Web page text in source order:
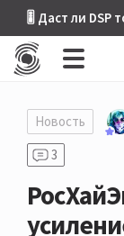
🎚 Даст ли DSP
Новость
3